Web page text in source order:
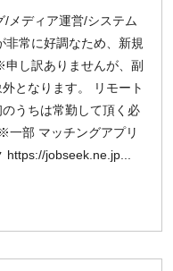
メディア運営/システム
非常に好調なため、新規
し訳ありませんが、副
となります。 リモート
うちは常勤して頂く必
一部 マッチングアプリ
jobseek.ne.jp...